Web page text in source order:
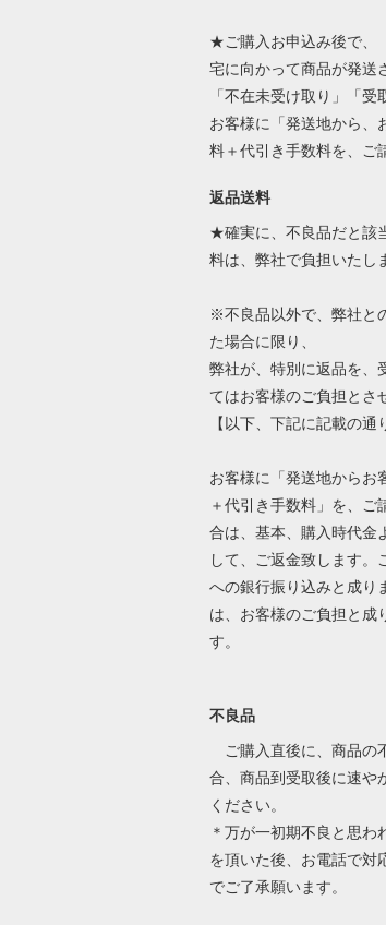
★ご購入お申込み後で、
宅に向かって商品が発送
「不在未受け取り」「受
お客様に「発送地から、
料＋代引き手数料を、ご
返品送料
★確実に、不良品だと該
料は、弊社で負担いたし
※不良品以外で、弊社と
た場合に限り、
弊社が、特別に返品を、
てはお客様のご負担とさ
【以下、下記に記載の通
お客様に「発送地からお
＋代引き手数料」を、ご
合は、基本、購入時代金
して、ご返金致します。
への銀行振り込みと成り
は、お客様のご負担と成
す。
不良品
ご購入直後に、商品の
合、商品到受取後に速や
ください。
＊万が一初期不良と思わ
を頂いた後、お電話で対
でご了承願います。